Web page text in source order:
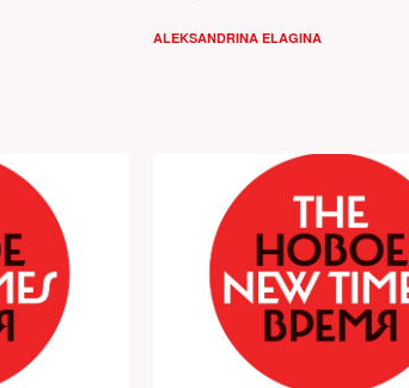
конференций. Почему издатели и
ALEKSANDRINA ELAGINA